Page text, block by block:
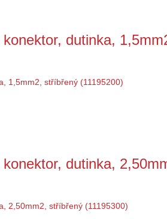
dutinka,
dutinka,